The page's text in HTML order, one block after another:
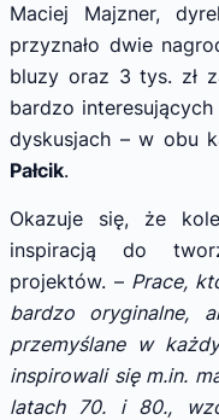
Maciej Majzner,
przyznało dwie
bluzy oraz 3 tys. zł
bardzo
dyskusjach – w obu
Pałcik.
Okazuje się, że
inspiracją do
projektów. – Prace,
bardzo oryginalne,
przemyślane w
inspirowali się m.in.
latach 70. i 80.,